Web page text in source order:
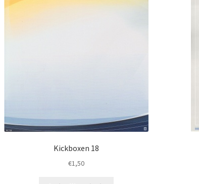
Kickboxen 18
€1,50